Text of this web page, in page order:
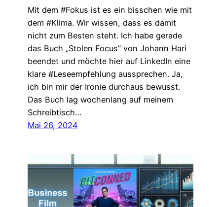
Mit dem #Fokus ist es ein bisschen wie mit
dem #Klima. Wir wissen, dass es damit
nicht zum Besten steht. Ich habe gerade
das Buch „Stolen Focus” von Johann Hari
beendet und möchte hier auf LinkedIn eine
klare #Leseempfehlung aussprechen. Ja,
ich bin mir der Ironie durchaus bewusst.
Das Buch lag wochenlang auf meinem
Schreibtisch…
Mai 26, 2024